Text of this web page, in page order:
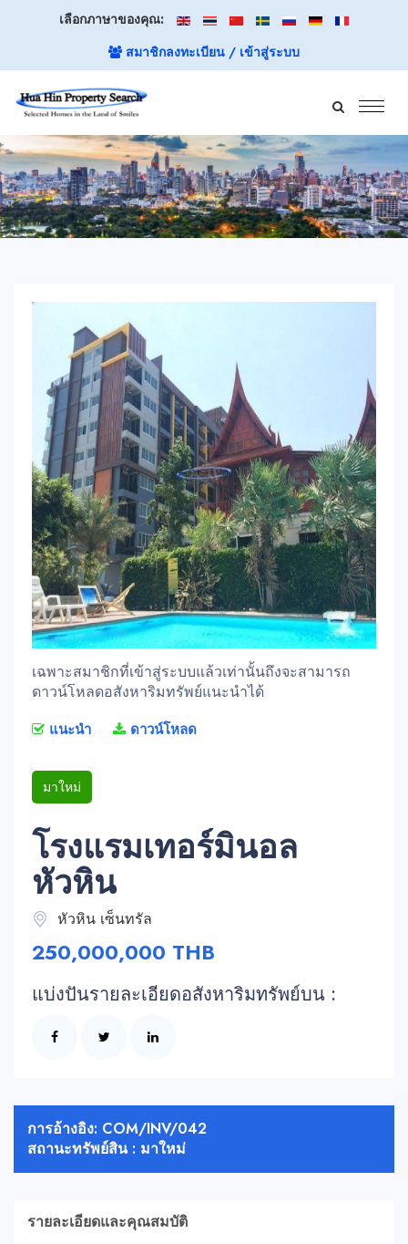
เลือกภาษาของคุณ:
สมาชิกลงทะเบียน / เข้าสู่ระบบ
เฉพาะสมาชิกที่เข้าสู่ระบบแล้วเท่านั้นถึงจะสามารถ
ดาวน์โหลดอสังหาริมทรัพย์แนะนำได้
แนะนำ ดาวน์โหลด
มาใหม่
โรงแรมเทอร์มินอล
หัวหิน
หัวหิน เซ็นทรัล
250,000,000 THB
แบ่งปันรายละเอียดอสังหาริมทรัพย์บน :
การอ้างอิง: COM/INV/042
สถานะทรัพย์สิน : มาใหม่
รายละเอียดและคุณสมบัติ